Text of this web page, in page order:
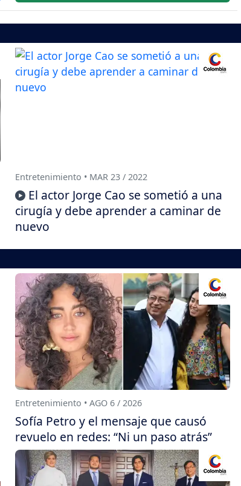
Entretenimiento • MAR 23 / 2022
El actor Jorge Cao se sometió a una
cirugía y debe aprender a caminar de
nuevo
Entretenimiento • AGO 6 / 2026
Sofía Petro y el mensaje que causó
revuelo en redes: “Ni un paso atrás”